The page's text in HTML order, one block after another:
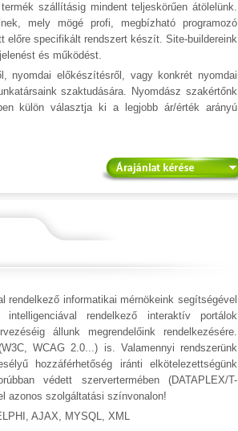
szállításig mindent teljeskörűen átölelünk.
mely mögé profi, megbízható programozó
előre specifikált rendszert készít. Site-buildereink
és működést.
nyomdai előkészítésről, vagy konkrét nyomdai
szaktudására. Nyomdász szakértőnk
külön választja ki a legjobb ár/érték arányú
informatikai mérnökeink segítségével
rendelkező interaktív portálok
állunk megrendelőink rendelkezésére.
WCAG 2.0...) is. Valamennyi rendszerünk
hozzáférhetőség iránti elkötelezettségünk
védett szervertermében (DATAPLEX/T-
azonos szolgáltatási színvonalon!
AJAX, MYSQL, XML